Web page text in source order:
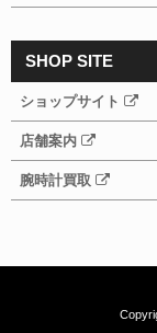
SHOP SITE
ショップサイト
店舗案内
腕時計買取